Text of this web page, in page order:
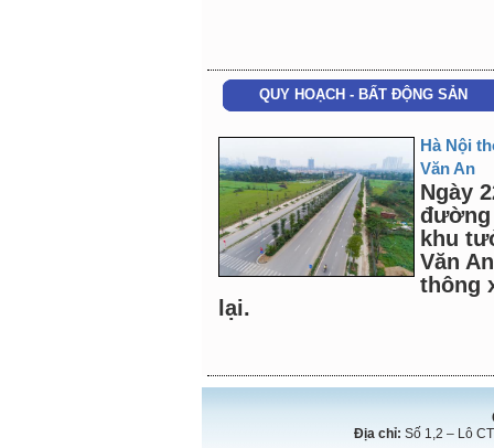
QUY HOẠCH - BẤT ĐỘNG SẢN
Hà Nội
Văn An
Ngày
đường
khu
Văn
thông
lại.
Địa chỉ: Số 1,2 – Lô